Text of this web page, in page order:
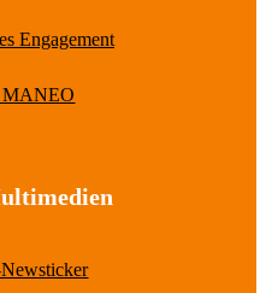
Engagement
MANEO